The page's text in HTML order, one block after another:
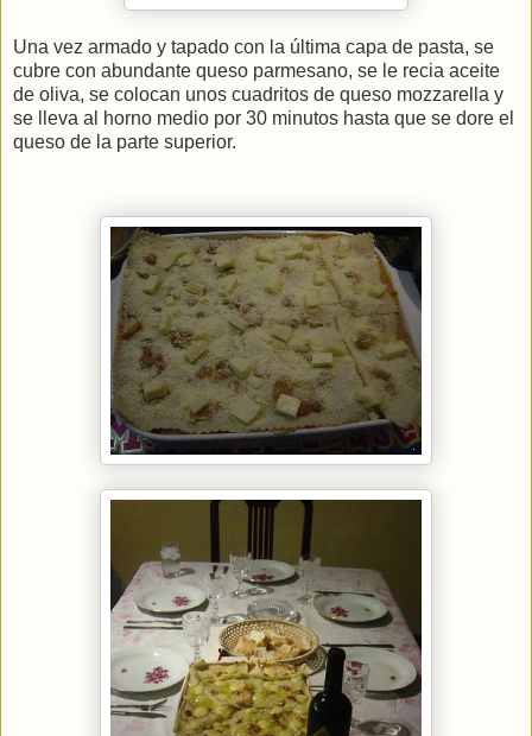
Una vez armado y tapado con la última capa de pasta, se
cubre con abundante queso parmesano, se le recia aceite
de oliva, se colocan unos cuadritos de queso mozzarella y
se lleva al horno medio por 30 minutos hasta que se dore el
queso de la parte superior.